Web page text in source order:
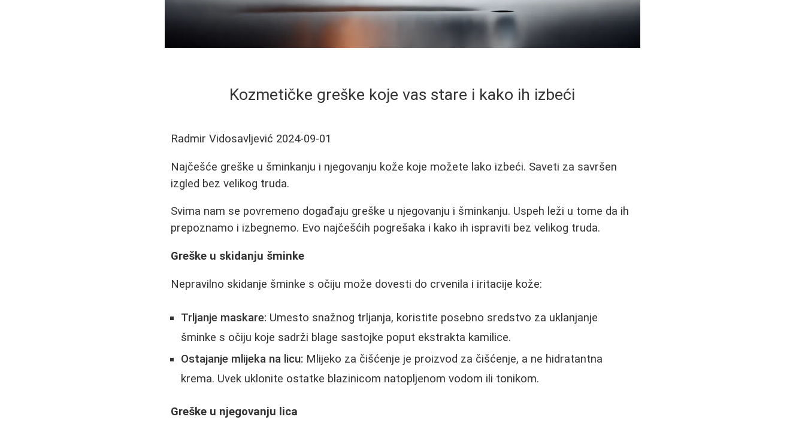
Kozmetičke greške koje vas stare i kako ih izbeći
Radmir Vidosavljević 2024-09-01
Najčešće greške u šminkanju i njegovanju kože koje možete lako izbeći. Saveti za savršen
izgled bez velikog truda.
Svima nam se povremeno događaju greške u njegovanju i šminkanju. Uspeh leži u tome da ih
prepoznamo i izbegnemo. Evo najčešćih pogrešaka i kako ih ispraviti bez velikog truda.
Greške u skidanju šminke
Nepravilno skidanje šminke s očiju može dovesti do crvenila i iritacije kože:
Trljanje maskare: Umesto snažnog trljanja, koristite posebno sredstvo za uklanjanje
šminke s očiju koje sadrži blage sastojke poput ekstrakta kamilice.
Ostajanje mlijeka na licu: Mlijeko za čišćenje je proizvod za čišćenje, a ne hidratantna
krema. Uvek uklonite ostatke blazinicom natopljenom vodom ili tonikom.
Greške u njegovanju lica